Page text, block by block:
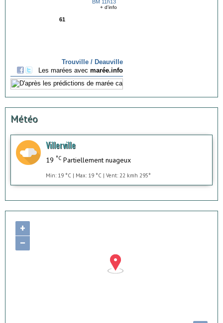
Météo
Villerville
19 °C Partiellement nuageux
Min: 19 °C | Max: 19 °C | Vent: 22 kmh 295°
+
−